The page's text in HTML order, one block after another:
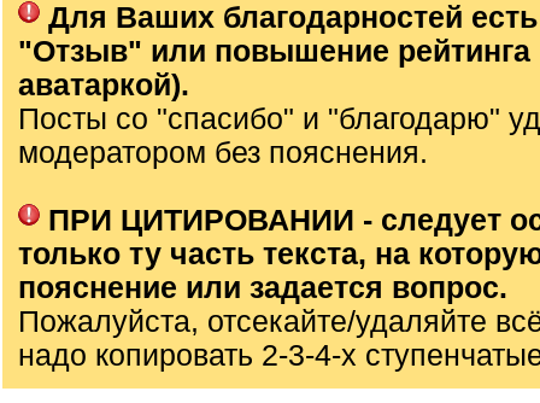
Для Ваших благодарностей
"Отзыв" или повышение рейтинга
аватаркой).
Посты со "спасибо" и "благодарю"
модератором без пояснения.
ПРИ ЦИТИРОВАНИИ - следует
только ту часть текста, на
пояснение или задается вопрос.
Пожалуйста, отсекайте/удаляйте
надо копировать 2-3-4-х